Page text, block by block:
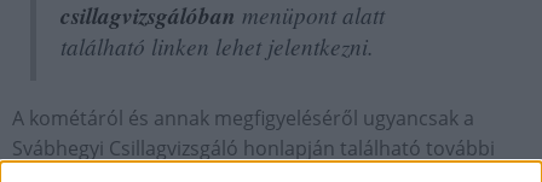
csillagvizsgálóban menüpont alatt
található linken lehet jelentkezni.
A kométáról és annak megfigyeléséről ugyancsak a
Svábhegyi Csillagvizsgáló honlapján található további